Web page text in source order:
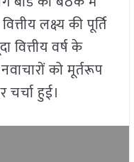
लक्ष्य की पूर्ति
वित्तीय वर्ष के
को मूर्तरूप
हुई।